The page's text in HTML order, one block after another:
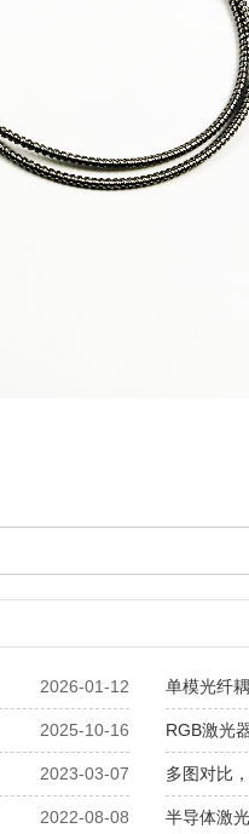
2026-01-12 单模光纤
2025-10-16 RGB激光
2023-03-07 多图对比
2022-08-08 半导体激